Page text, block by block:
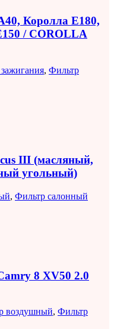
Королла E180,
/ COROLLA
, Фильтр
III (масляный,
угольный)
, Фильтр салонный
8 XV50 2.0
воздушный, Фильтр